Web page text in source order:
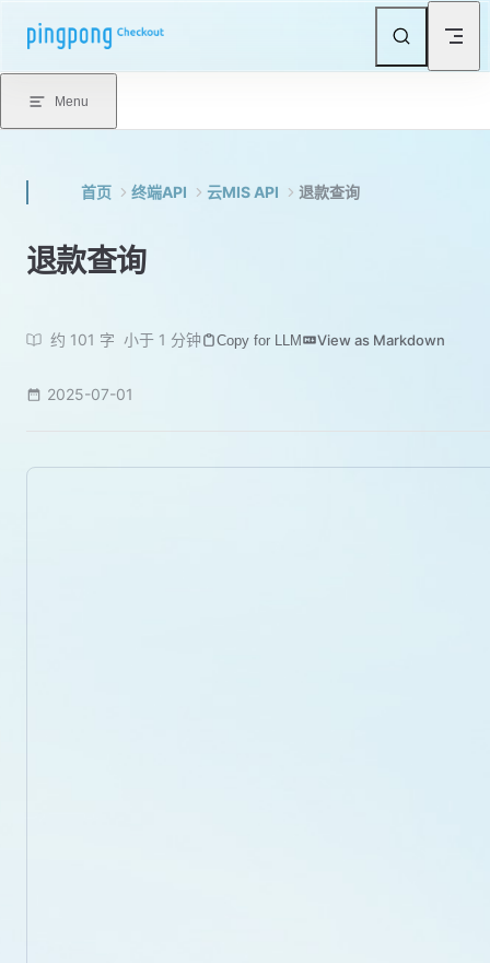
Skip to content
Menu
首页 终端API 云MIS API 退款查询
退款查询
约 101 字 小于 1 分钟 Copy for LLM View as Markdown
2025-07-01